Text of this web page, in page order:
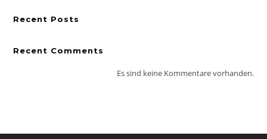
Recent Posts
Recent Comments
Es sind keine Kommentare vorhanden.